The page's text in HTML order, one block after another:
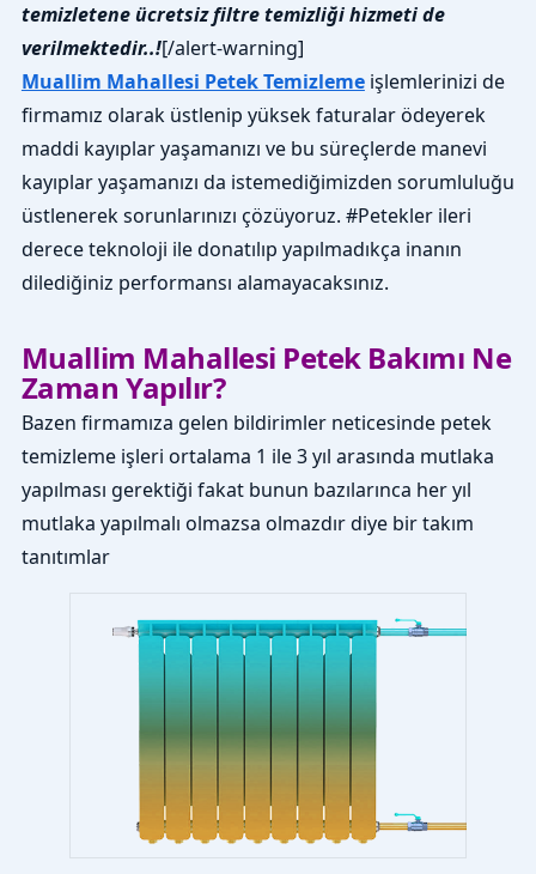
temizletene ücretsiz filtre temizliği hizmeti de
verilmektedir..![/alert-warning]
Muallim Mahallesi Petek Temizlemeişlemlerinizi de
firmamız olarak üstlenip yüksek faturalar ödeyerek
maddi kayıplar yaşamanızı ve bu süreçlerde manevi
kayıplar yaşamanızı da istemediğimizden sorumluluğu
üstlenerek sorunlarınızı çözüyoruz. #Petekler ileri
derece teknoloji ile donatılıp yapılmadıkça inanın
dilediğiniz performansı alamayacaksınız.
Muallim Mahallesi Petek Bakımı Ne
Zaman Yapılır?
Bazen firmamıza gelen bildirimler neticesinde petek
temizleme işleri ortalama 1 ile 3 yıl arasında mutlaka
yapılması gerektiği fakat bunun bazılarınca her yıl
mutlaka yapılmalı olmazsa olmazdır diye bir takım
tanıtımlar